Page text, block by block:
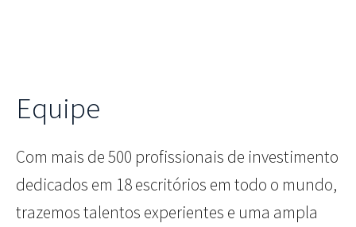
Equipe
Com mais de 500 profissionais de investimento
dedicados em 18 escritórios em todo o mundo,
trazemos talentos experientes e uma ampla